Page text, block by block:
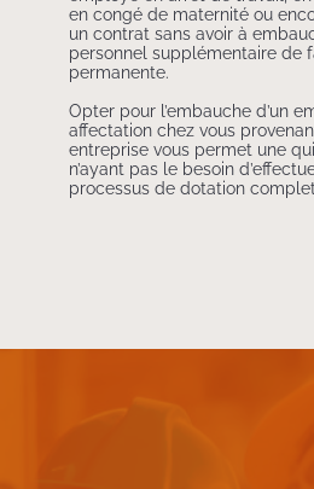
en congé de maternité ou
un contrat sans avoir à
personnel supplémentaire de
permanente.
Opter pour l’embauche d’un
affectation chez vous
entreprise vous permet une
n’ayant pas le besoin
processus de dotation